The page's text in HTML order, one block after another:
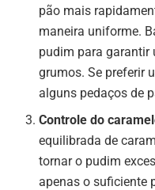
pão mais
maneira uniforme.
pudim para garantir
grumos. Se preferir
alguns pedaços de
Controle do
equilibrada de
tornar o pudim
apenas o suficiente